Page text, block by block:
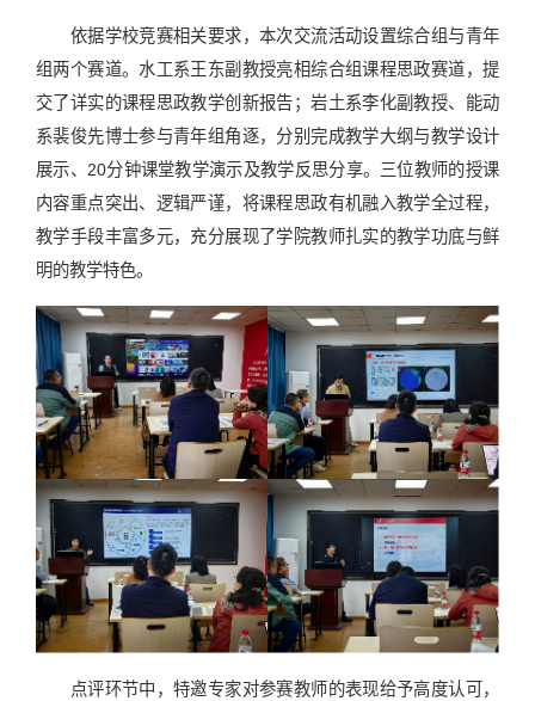
依据学校竞赛相关要求，本次交流活动设置综合组与青年
组两个赛道。水工系王东副教授亮相综合组课程思政赛道，提
交了详实的课程思政教学创新报告；岩土系李化副教授、能动
系裴俊先博士参与青年组角逐，分别完成教学大纲与教学设计
展示、20分钟课堂教学演示及教学反思分享。三位教师的授课
内容重点突出、逻辑严谨，将课程思政有机融入教学全过程，
教学手段丰富多元，充分展现了学院教师扎实的教学功底与鲜
明的教学特色。
点评环节中，特邀专家对参赛教师的表现给予高度认可，